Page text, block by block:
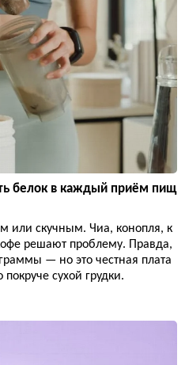
белок в каждый приём пищ
или скучным. Чиа, конопля, к
решают проблему. Правда,
— но это честная плата
сухой грудки.